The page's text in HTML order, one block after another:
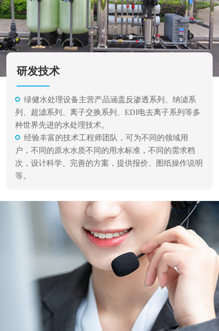
研发技术
绿健水处理设备主营产品涵盖反渗透系列、纳滤系
列、超滤系列、离子交换系列、EDI电去离子系列等多
种世界先进的水处理技术。
经验丰富的技术工程师团队，可为不同的领域用
户，不同的原水水质不同的用水标准，不同的需求档
次，设计科学、完善的方案，提供报价、图纸操作说明
等。